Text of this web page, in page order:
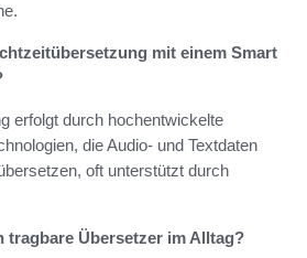
mit einem Smart
erfolgt durch hochentwickelte
die Audio- und Textdaten
oft unterstützt durch
tragbare Übersetzer im Alltag?